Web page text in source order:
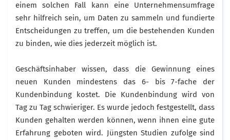
einem solchen Fall kann eine Unternehmensumfrage
sehr hilfreich sein, um Daten zu sammeln und fundierte
Entscheidungen zu treffen, um die bestehenden Kunden
zu binden, wie dies jederzeit möglich ist.
Geschäftsinhaber wissen, dass die Gewinnung eines
neuen Kunden mindestens das 6- bis 7-fache der
Kundenbindung kostet. Die Kundenbindung wird von
Tag zu Tag schwieriger. Es wurde jedoch festgestellt, dass
Kunden gehalten werden können, wenn ihnen eine gute
Erfahrung geboten wird. Jüngsten Studien zufolge sind